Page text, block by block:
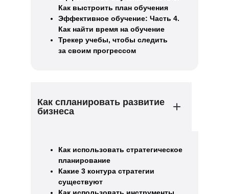
Как выстроить план обучения
Эффективное обучение: Часть 4.
Как найти время на обучение
Трекер учебы, чтобы следить
за своим прогрессом
Как спланировать развитие
бизнеса
Как использовать стратегическое
планирование
Какие 3 контура стратегии
существуют